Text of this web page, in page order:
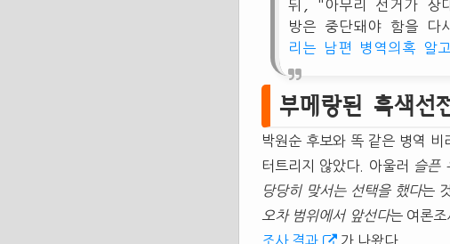
뒤, "아무리 선거가 상
방은 중단돼야 함을
리는 남편 병역의혹 알
부메랑된 흑색선
박원순 후보와 똑 같은 병역
터트리지 않았다. 아울러
슬픈
당당히 맞서는 선택을 했다는
오차 범위에서 앞선다는 여론조
조사 결과
가 나왔다.